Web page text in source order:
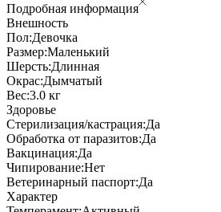
Подробная информация
Внешность
Пол:Девочка
Размер:Маленький
Шерсть:Длинная
Окрас:Дымчатый
Вес:3.0 кг
Здоровье
Стерилизация/кастрация:Да
Обработка от паразитов:Да
Вакцинация:Да
Чипирование:Нет
Ветеринарный паспорт:Да
Характер